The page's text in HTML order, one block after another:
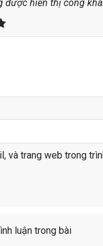
được hiển thị công
và trang web trong
luận trong bài